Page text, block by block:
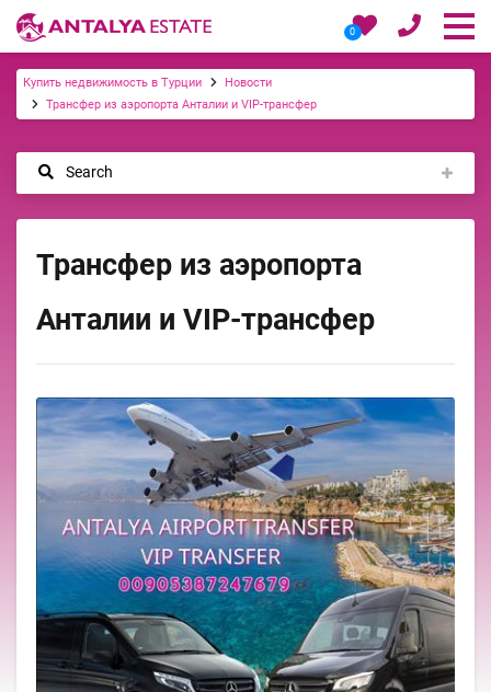
0
Купить недвижимость в Турции
Новости
Трансфер из аэропорта Анталии и VIP-трансфер
Search
Трансфер из аэропорта
Анталии и VIP-трансфер